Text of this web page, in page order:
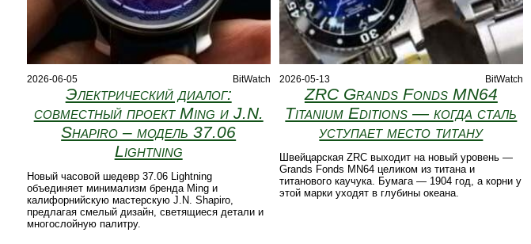
2026-06-05 BitWatch
Электрический диалог:
совместный проект Ming и J.N.
Shapiro – модель 37.06
Lightning
Новый часовой шедевр 37.06 Lightning
объединяет минимализм бренда Ming и
калифорнийскую мастерскую J.N. Shapiro,
предлагая смелый дизайн, светящиеся детали и
многослойную палитру.
2026-05-13 BitWatch
ZRC Grands Fonds MN64
Titanium Editions — когда сталь
уступает место титану
Швейцарская ZRC выходит на новый уровень —
Grands Fonds MN64 целиком из титана и
титанового каучука. Бумага — 1904 год, а корни у
этой марки уходят в глубины океана.